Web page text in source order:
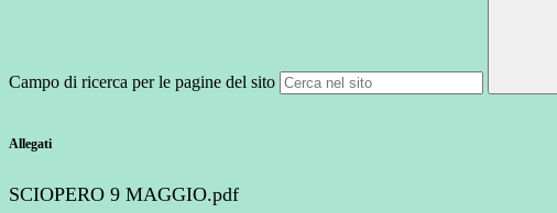
Campo di ricerca per le pagine del sito
Allegati
SCIOPERO 9 MAGGIO.pdf